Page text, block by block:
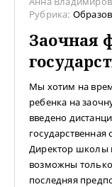
Рубрика:
Заочная
Мы хотим на
ребенка на
введено
Директор школы
возможны
последняя